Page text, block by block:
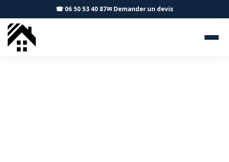
☎ 06 50 53 40 87✉ Demander un devis